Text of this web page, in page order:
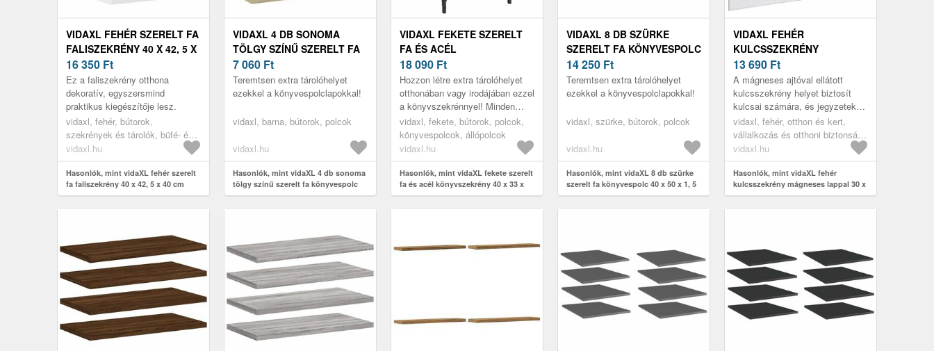
VIDAXL FEHÉR SZERELT FA
FALISZEKRÉNY 40 X 42, 5 X
40 CM
16 350 Ft
Ez a faliszekrény otthona
dekoratív, egyszersmind
praktikus kiegészítője lesz.
vidaxl, fehér, bútorok,
szekrények és tárolók, büfé- és
tálalóasztalok
vidaxl.hu
Hasonlók, mint vidaXL fehér szerelt
fa faliszekrény 40 x 42, 5 x 40 cm
VIDAXL 4 DB SONOMA
TÖLGY SZÍNŰ SZERELT FA
KÖNYVESPOLC 40 X 20 X 1,
5 CM
7 060 Ft
Teremtsen extra tárolóhelyet
ezekkel a könyvespolclapokkal!
vidaxl, barna, bútorok, polcok
vidaxl.hu
Hasonlók, mint vidaXL 4 db sonoma
tölgy színű szerelt fa könyvespolc
40 x 20 x 1, 5 cm
VIDAXL FEKETE SZERELT
FA ÉS ACÉL
KÖNYVSZEKRÉNY 40 X 33 X
70, 5 CM
18 090 Ft
Hozzon létre extra tárolóhelyet
otthonában vagy irodájában ezzel
a könyvszekrénnyel! Minden
kincsének talál majd helyet.
vidaxl, fekete, bútorok, polcok,
könyvespolcok, állópolcok
vidaxl.hu
Hasonlók, mint vidaXL fekete szerelt
fa és acél könyvszekrény 40 x 33 x
70, 5 cm
VIDAXL 8 DB SZÜRKE
SZERELT FA KÖNYVESPOLC
40 X 50 X 1, 5 CM
14 250 Ft
Teremtsen extra tárolóhelyet
ezekkel a könyvespolclapokkal!
vidaxl, szürke, bútorok, polcok
vidaxl.hu
Hasonlók, mint vidaXL 8 db szürke
szerelt fa könyvespolc 40 x 50 x 1, 5
cm
VIDAXL FEHÉR
KULCSSZEKRÉNY
MÁGNESES LAPPAL 30 X 20
X 4 CM
13 690 Ft
A mágneses ajtóval ellátott
kulcsszekrény helyet biztosít
kulcsai számára, és jegyzeteket
is ragaszthat rá.
vidaxl, fehér, otthon és kert,
vállalkozás és otthoni biztonság,
biztonsági széfek
vidaxl.hu
Hasonlók, mint vidaXL fehér
kulcsszekrény mágneses lappal 30 x
20 x 4 cm